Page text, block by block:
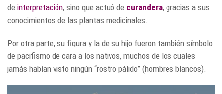
de interpretación, sino que actuó de curandera, gracias a sus
conocimientos de las plantas medicinales.
Por otra parte, su figura y la de su hijo fueron también símbolo
de pacifismo de cara a los nativos, muchos de los cuales
jamás habían visto ningún “rostro pálido” (hombres blancos).